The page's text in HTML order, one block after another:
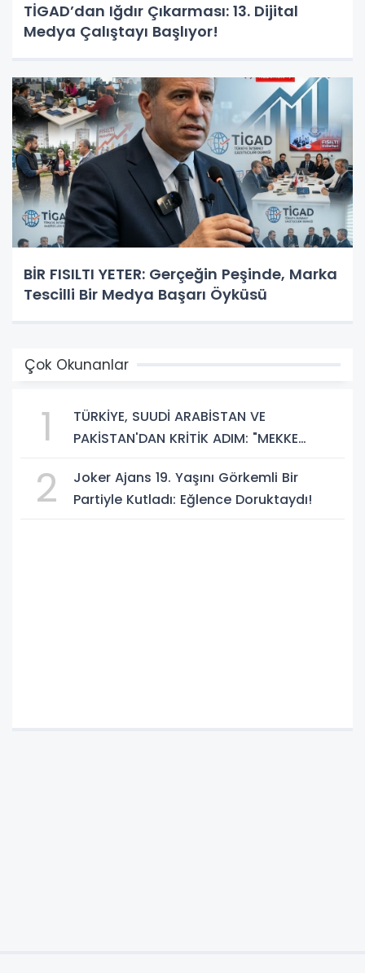
TİGAD’dan Iğdır Çıkarması: 13. Dijital
Medya Çalıştayı Başlıyor!
BİR FISILTI YETER: Gerçeğin Peşinde, Marka
Tescilli Bir Medya Başarı Öyküsü
Çok Okunanlar
1
TÜRKİYE, SUUDİ ARABİSTAN VE
PAKİSTAN'DAN KRİTİK ADIM: "MEKKE
2
Joker Ajans 19. Yaşını Görkemli Bir
Partiyle Kutladı: Eğlence Doruktaydı!